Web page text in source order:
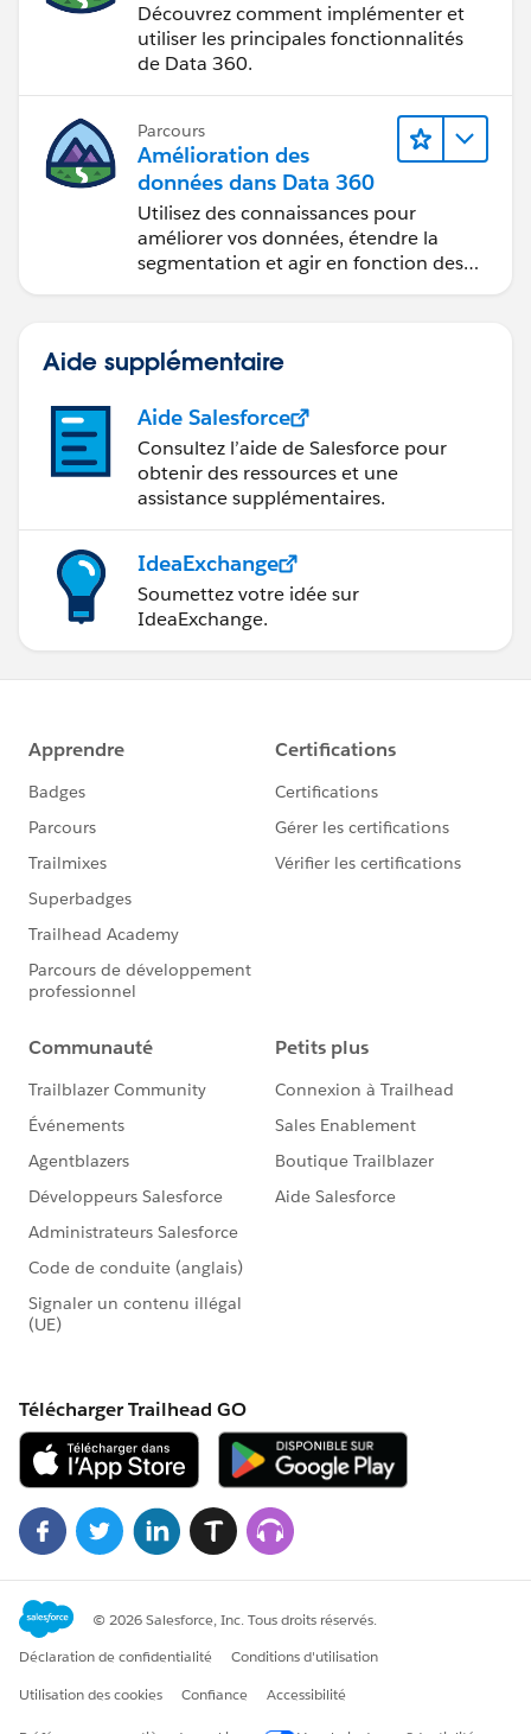
Découvrez comment implémenter et
utiliser les principales fonctionnalités
de Data 360.
Parcours
Amélioration des
données dans Data 360
Utilisez des connaissances pour
améliorer vos données, étendre la
segmentation et agir en fonction des
données.
Aide supplémentaire
Aide Salesforce
Consultez l’aide de Salesforce pour
obtenir des ressources et une
assistance supplémentaires.
IdeaExchange
Soumettez votre idée sur
IdeaExchange.